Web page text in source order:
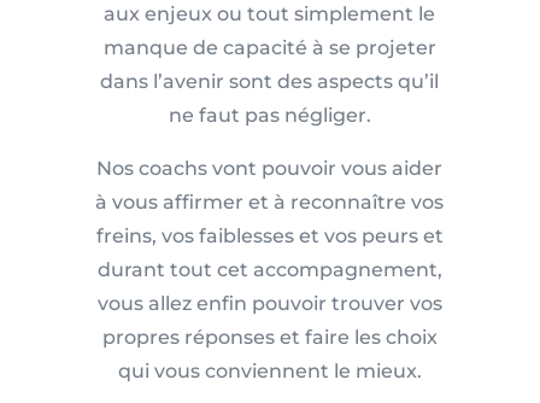
aux enjeux ou tout simplement le
manque de capacité à se projeter
dans l’avenir sont des aspects qu’il
ne faut pas négliger.
Nos coachs vont pouvoir vous aider
à vous affirmer et à reconnaître vos
freins, vos faiblesses et vos peurs et
durant tout cet accompagnement,
vous allez enfin pouvoir trouver vos
propres réponses et faire les choix
qui vous conviennent le mieux.